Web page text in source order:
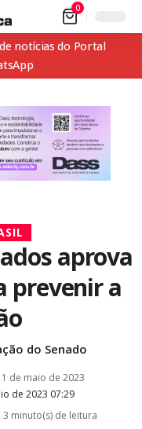
0
notícias do Portal
aprova
prevenir a
do Senado
de 2023 07:29
de maio de 2023
3 minuto(s) de leitura